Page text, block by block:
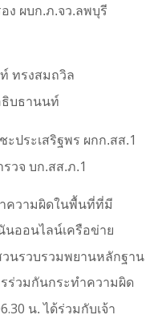
อง ผบก.ภ.จว.ลพบุรี
ทรงสมถวิล
ธิบธานนท์
ะประเสริฐพร ผกก.สส.1
วจ บก.สส.ภ.1
ความผิดในพื้นที่ที่มี
ออนไลน์เครือข่าย
นรวบรวมพยานหลักฐาน
ร่วมกันกระทำความผิด
น. ได้ร่วมกับเจ้า